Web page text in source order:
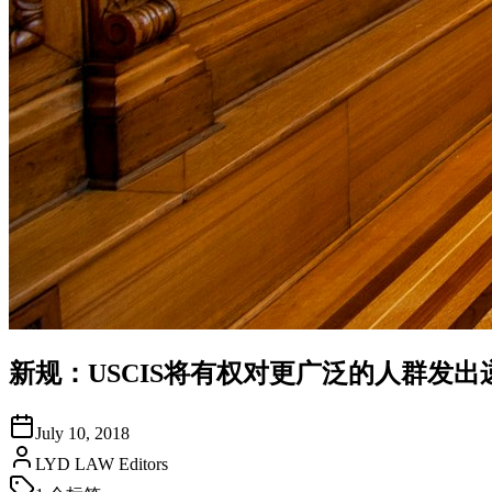
新规：USCIS将有权对更广泛的人群发出
July 10, 2018
LYD LAW Editors